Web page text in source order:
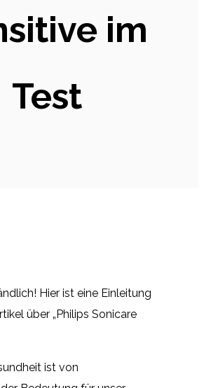
im
Test
Hier ist eine Einleitung
über „Philips Sonicare
ist von